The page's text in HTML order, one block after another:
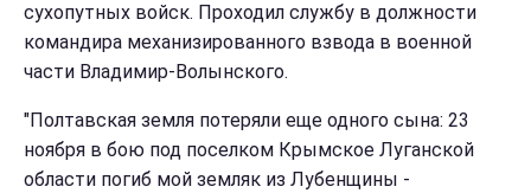
сухопутных войск. Проходил службу в должности
командира механизированного взвода в военной
части Владимир-Волынского.
"Полтавская земля потеряли еще одного сына: 23
ноября в бою под поселком Крымское Луганской
области погиб мой земляк из Лубенщины -